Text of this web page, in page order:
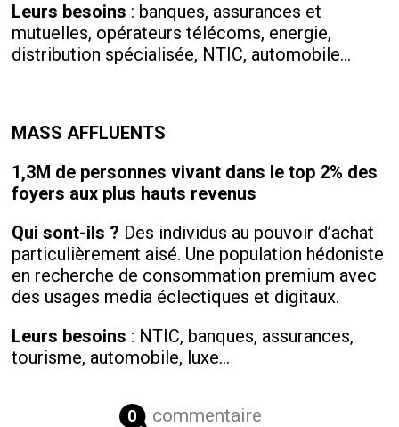
Leurs besoins : banques, assurances et
mutuelles, opérateurs télécoms, energie,
distribution spécialisée, NTIC, automobile…
MASS AFFLUENTS
1,3M de personnes vivant dans le top 2% des
foyers aux plus hauts revenus
Qui sont-ils ? Des individus au pouvoir d’achat
particulièrement aisé. Une population hédoniste
en recherche de consommation premium avec
des usages media éclectiques et digitaux.
Leurs besoins : NTIC, banques, assurances,
tourisme, automobile, luxe…
0 commentaire